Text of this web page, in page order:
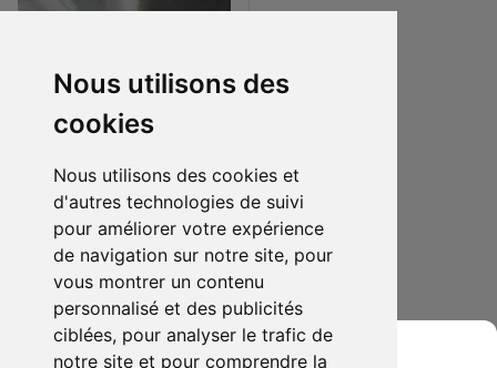
Nous utilisons des
cookies
Nous utilisons des cookies et
d'autres technologies de suivi
pour améliorer votre expérience
de navigation sur notre site, pour
vous montrer un contenu
personnalisé et des publicités
ciblées, pour analyser le trafic de
notre site et pour comprendre la
150.00 € 0
Cowboy bebop play arts kai
Ajouter au lot